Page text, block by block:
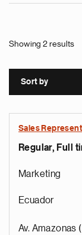
Showing 2 results
Sort by
Sales
Regular, Full
Marketing
Ecuador
Av. Amazonas